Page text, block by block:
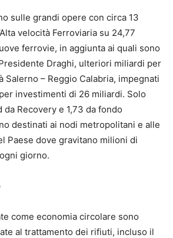
sulle grandi opere con circa 13
velocità Ferroviaria su 24,77
ferrovie, in aggiunta ai quali sono
Draghi, ulteriori miliardi per
Salerno – Reggio Calabria, impegnati
investimenti di 26 miliardi. Solo
da Recovery e 1,73 da fondo
destinati ai nodi metropolitani e alle
Paese dove gravitano milioni di
giorno.
come economia circolare sono
al trattamento dei rifiuti, incluso il